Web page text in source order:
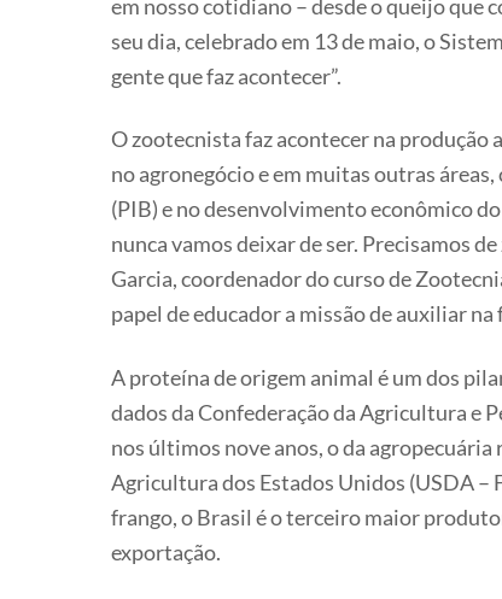
em nosso cotidiano – desde o queijo que
seu dia, celebrado em 13 de maio, o
gente que faz acontecer”.
O zootecnista faz acontecer na produção
no agronegócio e em muitas outras
(PIB) e no desenvolvimento econômico
nunca vamos deixar de ser. Precisamos
Garcia, coordenador do curso de
papel de educador a missão de auxiliar
A proteína de origem animal é um dos
dados da Confederação da Agricultura e
nos últimos nove anos, o da
Agricultura dos Estados Unidos (USDA
frango, o Brasil é o terceiro maior
exportação.